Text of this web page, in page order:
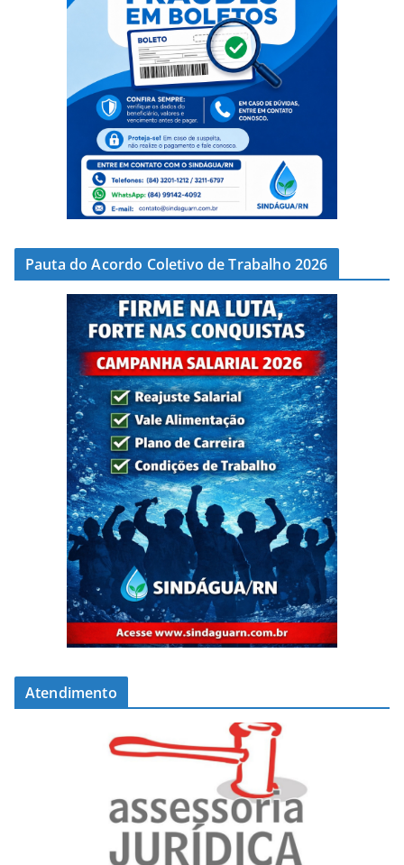
Pauta do Acordo Coletivo de Trabalho 2026
Atendimento